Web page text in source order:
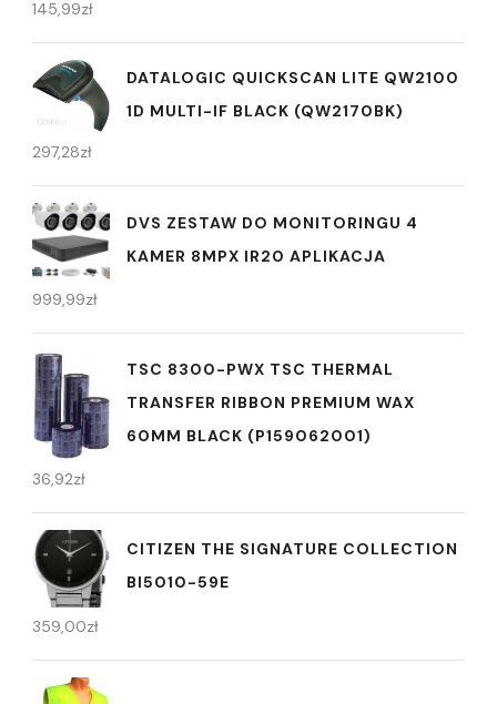
145,99zł
DATALOGIC QUICKSCAN LITE QW2100
1D MULTI-IF BLACK (QW2170BK)
297,28zł
DVS ZESTAW DO MONITORINGU 4
KAMER 8MPX IR20 APLIKACJA
999,99zł
TSC 8300-PWX TSC THERMAL
TRANSFER RIBBON PREMIUM WAX
60MM BLACK (P159062001)
36,92zł
CITIZEN THE SIGNATURE COLLECTION
BI5010-59E
359,00zł